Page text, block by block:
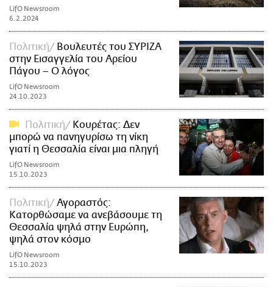
LifO Newsroom
6.2.2024
Πολιτική
Βουλευτές του ΣΥΡΙΖΑ
στην Εισαγγελία του Αρείου
Πάγου – Ο λόγος
LifO Newsroom
24.10.2023
Πολιτική
Κουρέτας: Δεν
μπορώ να πανηγυρίσω τη νίκη
γιατί η Θεσσαλία είναι μια πληγή
LifO Newsroom
15.10.2023
Πολιτική
Αγοραστός:
Κατορθώσαμε να ανεβάσουμε τη
Θεσσαλία ψηλά στην Ευρώπη,
ψηλά στον κόσμο
LifO Newsroom
15.10.2023